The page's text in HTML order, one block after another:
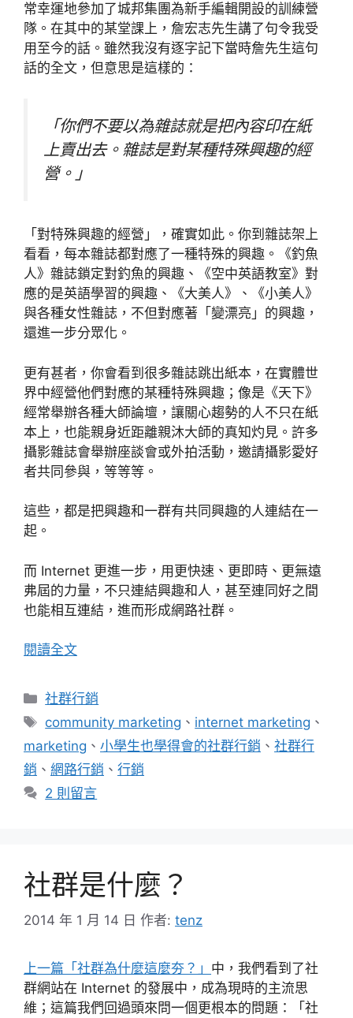
常幸運地參加了城邦集團為新手編輯開設的訓練營
隊。在其中的某堂課上，詹宏志先生講了句令我受
用至今的話。雖然我沒有逐字記下當時詹先生這句
話的全文，但意思是這樣的：
「你們不要以為雜誌就是把內容印在紙
上賣出去。雜誌是對某種特殊興趣的經
營。」
「對特殊興趣的經營」，確實如此。你到雜誌架上
看看，每本雜誌都對應了一種特殊的興趣。《釣魚
人》雜誌鎖定對釣魚的興趣、《空中英語教室》對
應的是英語學習的興趣、《大美人》、《小美人》
與各種女性雜誌，不但對應著「變漂亮」的興趣，
還進一步分眾化。
更有甚者，你會看到很多雜誌跳出紙本，在實體世
界中經營他們對應的某種特殊興趣；像是《天下》
經常舉辦各種大師論壇，讓關心趨勢的人不只在紙
本上，也能親身近距離親沐大師的真知灼見。許多
攝影雜誌會舉辦座談會或外拍活動，邀請攝影愛好
者共同參與，等等等。
這些，都是把興趣和一群有共同興趣的人連結在一
起。
而 Internet 更進一步，用更快速、更即時、更無遠
弗屆的力量，不只連結興趣和人，甚至連同好之間
也能相互連結，進而形成網路社群。
閱讀全文
分
類
社群行銷
標
籤
community marketing 、 internet marketing 、
marketing 、 小學生也學得會的社群行銷 、 社群行
銷 、 網路行銷 、 行銷
2 則留言
社群是什麼？
2014 年 1 月 14 日 作者: tenz
上一篇「社群為什麼這麼夯？」 中，我們看到了社
群網站在 Internet 的發展中，成為現時的主流思
維；這篇我們回過頭來問一個更根本的問題：「社